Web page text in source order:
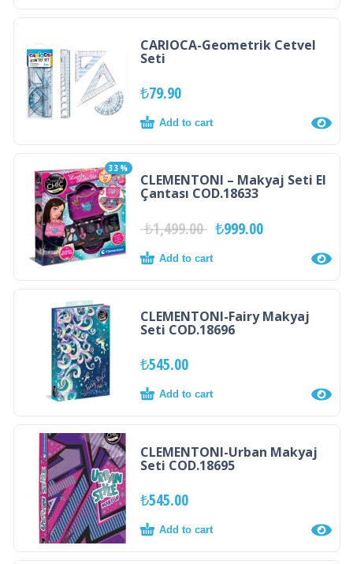
CARIOCA-Geometrik Cetvel
Seti
₺79.90
Add to cart
33%
CLEMENTONI – Makyaj Seti El
Çantası COD.18633
₺1,499.00 ₺999.00
Add to cart
CLEMENTONI-Fairy Makyaj
Seti COD.18696
₺545.00
Add to cart
CLEMENTONI-Urban Makyaj
Seti COD.18695
₺545.00
Add to cart